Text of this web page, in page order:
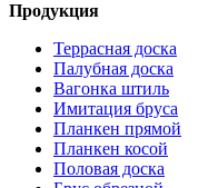
Продукция
Террасная доска
Палубная доска
Вагонка штиль
Имитация бруса
Планкен прямой
Планкен косой
Половая доска